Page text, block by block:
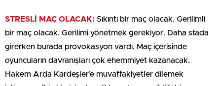
STRESLİ MAÇ OLACAK: Sıkıntı bir maç olacak. Gerilimli
bir maç olacak. Gerilimi yönetmek gerekiyor. Daha stada
girerken burada provokasyon vardı. Maç içerisinde
oyuncuların davranışları çok ehemmiyet kazanacak.
Hakem Arda Kardeşler’e muvaffakiyetler dilemek